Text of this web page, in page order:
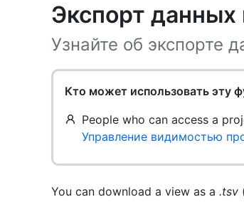
Экспорт данных
Узнайте об экспорте
Кто может использовать эту
People who can access a
Управление видимостью
You can download a view as a .tsv